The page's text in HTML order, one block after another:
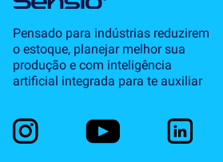
Pensado para indústrias reduzirem
o estoque, planejar melhor sua
produção e com inteligência
artificial integrada para te auxiliar